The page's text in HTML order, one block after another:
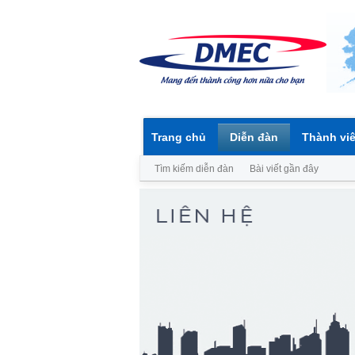
Trang chủ Diễn đàn
Tìm kiếm diễn đàn Bài viết gần đây
Thành